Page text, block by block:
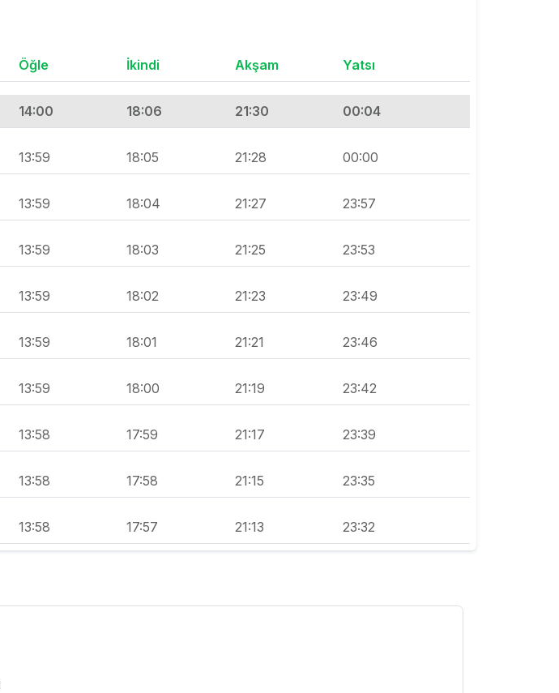
Öğle İkindi Akşam Yatsı
14:00 18:06 21:30 00:04
13:59 18:05 21:28 00:00
13:59 18:04 21:27 23:57
13:59 18:03 21:25 23:53
13:59 18:02 21:23 23:49
13:59 18:01 21:21 23:46
13:59 18:00 21:19 23:42
13:58 17:59 21:17 23:39
13:58 17:58 21:15 23:35
13:58 17:57 21:13 23:32